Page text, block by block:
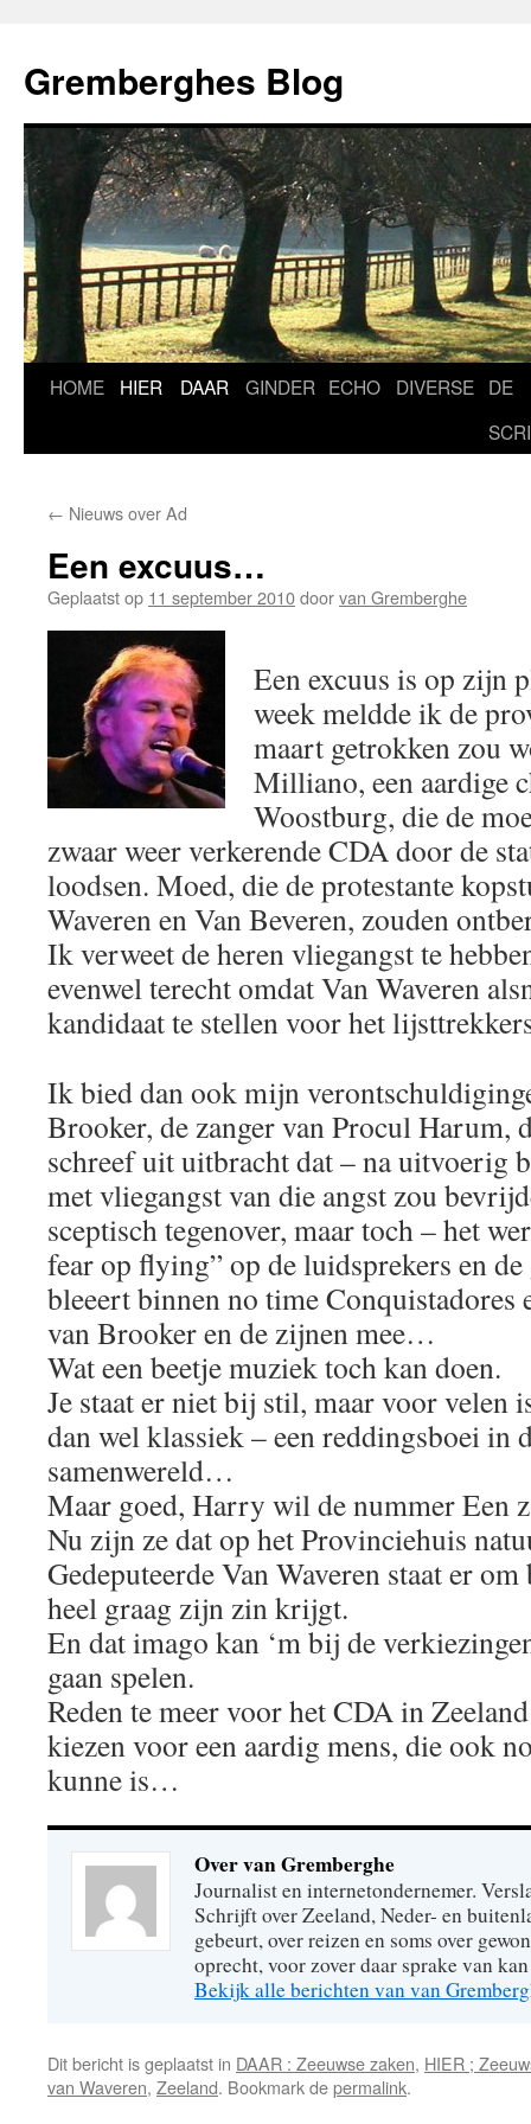
de
inhoud
Gremberghes Blog
HOME HIER DAAR GINDER ECHO DIVERSE DE
← Nieuws over Ad
Een excuus…
Geplaatst op 11 september 2010doorvan Gremberghe
Een excuus is op zijn
week meldde ik de
maart getrokken zou
Milliano, een aardige
Woostburg, die de
zwaar weer verkerende CDA door de
loodsen. Moed, die de protestante
Waveren en Van Beveren, zouden
Ik verweet de heren vliegangst te
evenwel terecht omdat Van Waveren
kandidaat te stellen voor het
Ik bied dan ook mijn
Brooker, de zanger van Procul Harum,
schreef uit uitbracht dat – na uitvoerig
met vliegangst van die angst zou
sceptisch tegenover, maar toch – het
fear op flying” op de luidsprekers en
bleeert binnen no time Conquistadores
van Brooker en de zijnen mee…
Wat een beetje muziek toch kan doen.
Je staat er niet bij stil, maar voor velen
dan wel klassiek – een reddingsboei in
samenwereld…
Maar goed, Harry wil de nummer Een
Nu zijn ze dat op het Provinciehuis
Gedeputeerde Van Waveren staat er
heel graag zijn zin krijgt.
En dat imago kan ‘m bij de
gaan spelen.
Reden te meer voor het CDA in
kiezen voor een aardig mens, die ook
kunne is…
Over van Gremberghe
Journalist en internetondernemer.
Schrijft over Zeeland, Neder- en
gebeurt, over reizen en soms over
oprecht, voor zover daar sprake van
Bekijk alle berichten van van
Dit bericht is geplaatst in DAAR : Zeeuwse zaken, HIER ;
van Waveren, Zeeland. Bookmark depermalink.